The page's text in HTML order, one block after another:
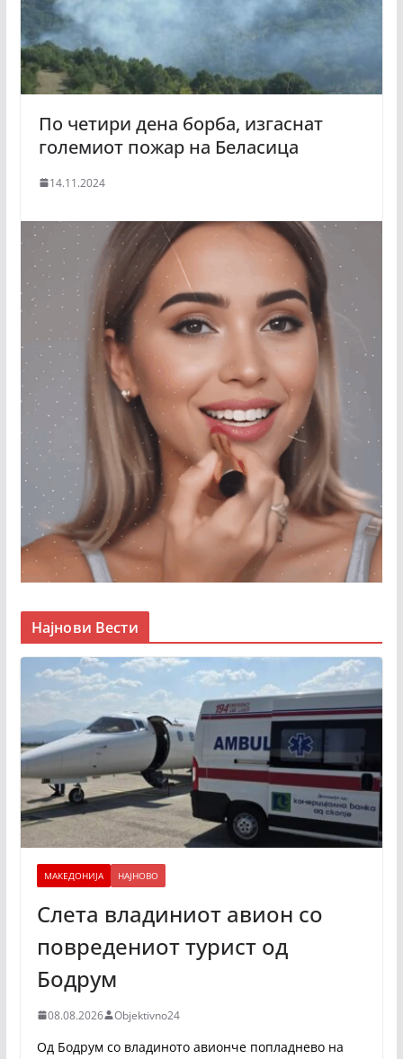
По четири дена борба, изгаснат
големиот пожар на Беласица
14.11.2024
Најнови Вести
МАКЕДОНИЈА НАЈНОВО
Слета владиниот авион со
повредениот турист од
Бодрум
08.08.2026 Objektivno24
Од Бодрум со владиното авионче попладнево на